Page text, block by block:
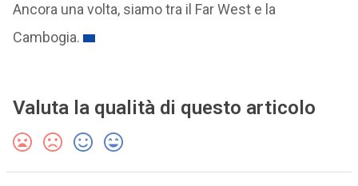
Ancora una volta, siamo tra il Far West e la
Cambogia.
Valuta la qualità di questo articolo